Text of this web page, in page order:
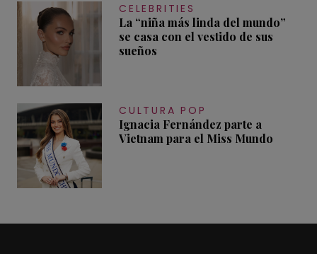
CELEBRITIES
La “niña más linda del mundo”
se casa con el vestido de sus
sueños
CULTURA POP
Ignacia Fernández parte a
Vietnam para el Miss Mundo